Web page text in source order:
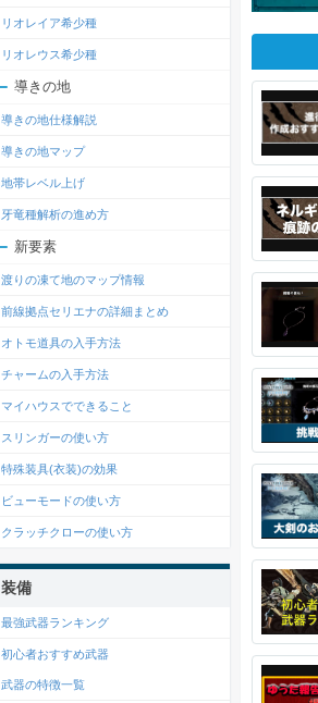
リオレイア希少種
リオレウス希少種
導きの地
導きの地仕様解説
導きの地マップ
地帯レベル上げ
牙竜種解析の進め方
新要素
渡りの凍て地のマップ情報
前線拠点セリエナの詳細まとめ
オトモ道具の入手方法
チャームの入手方法
マイハウスでできること
スリンガーの使い方
特殊装具(衣装)の効果
ビューモードの使い方
クラッチクローの使い方
装備
最強武器ランキング
初心者おすすめ武器
武器の特徴一覧